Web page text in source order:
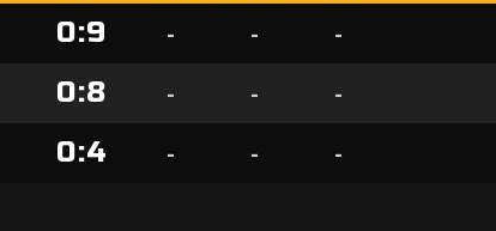
0:9 - - -
0:8 - - -
0:4 - - -